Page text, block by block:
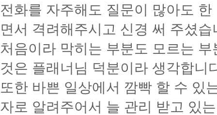
전화를 자주해도 질문이 많아도
면서 격려해주시고 신경 써 주셨습
처음이라 막히는 부분도 모르는
것은 플래너님 덕분이라 생각합니
또한 바쁜 일상에서 깜빡 할 수 있
자로 알려주어서 늘 관리 받고 있